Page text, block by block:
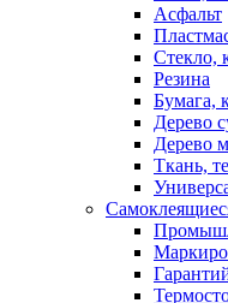
Асфальт
Стекло,
Резина
Бумага,
Дерево
Дерево
Ткань,